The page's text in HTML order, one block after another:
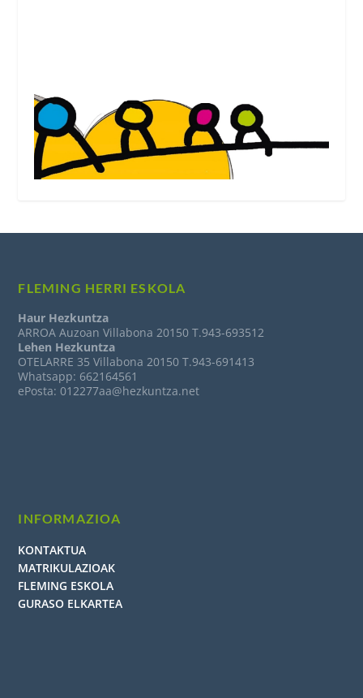
FLEMING HERRI ESKOLA
Haur Hezkuntza
ARROA Auzoan Villabona 20150 T.943-693512
Lehen Hezkuntza
OTELARRE 35 Villabona 20150 T.943-691413
Whatsapp: 662164561
ePosta: 012277aa@hezkuntza.net
INFORMAZIOA
KONTAKTUA
MATRIKULAZIOAK
FLEMING ESKOLA
GURASO ELKARTEA